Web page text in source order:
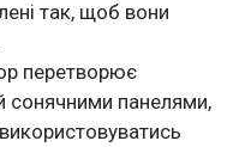
так, щоб вони
перетворює
сонячними панелями,